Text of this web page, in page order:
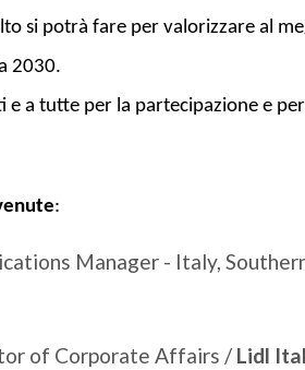
si potrà fare per valorizzare al
2030.
e a tutte per la partecipazione e
:
Manager - Italy,
of Corporate Affairs / Lidl